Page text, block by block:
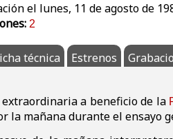
el lunes, 11 de agosto de
2
técnica Estrenos
extraordinaria a beneficio de la
la mañana durante el ensayo